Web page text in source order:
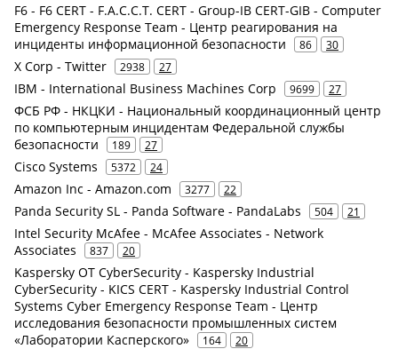
F6 - F6 CERT - F.A.С.С.T. CERT - Group-IB CERT-GIB - Computer
Emergency Response Team - Центр реагирования на
инциденты информационной безопасности
86 30
X Corp - Twitter 2938 27
IBM - International Business Machines Corp 9699 27
ФСБ РФ - НКЦКИ - Национальный координационный центр
по компьютерным инцидентам Федеральной службы
безопасности
189 27
Cisco Systems 5372 24
Amazon Inc - Amazon.com 3277 22
Panda Security SL - Panda Software - PandaLabs 504 21
Intel Security McAfee - McAfee Associates - Network
Associates
837 20
Kaspersky OT CyberSecurity - Kaspersky Industrial
CyberSecurity - KICS CERT - Kaspersky Industrial Control
Systems Cyber Emergency Response Team - Центр
исследования безопасности промышленных систем
«Лаборатории Касперского»
164 20